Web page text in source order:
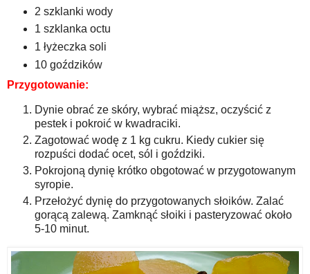
2 szklanki wody
1 szklanka octu
1 łyżeczka soli
10 goździków
Przygotowanie:
Dynie obrać ze skóry, wybrać miąższ, oczyścić z
pestek i pokroić w kwadraciki.
Zagotować wodę z 1 kg cukru. Kiedy cukier się
rozpuści dodać ocet, sól i goździki.
Pokrojoną dynię krótko obgotować w przygotowanym
syropie.
Przełożyć dynię do przygotowanych słoików. Zalać
gorącą zalewą. Zamknąć słoiki i pasteryzować około
5-10 minut.